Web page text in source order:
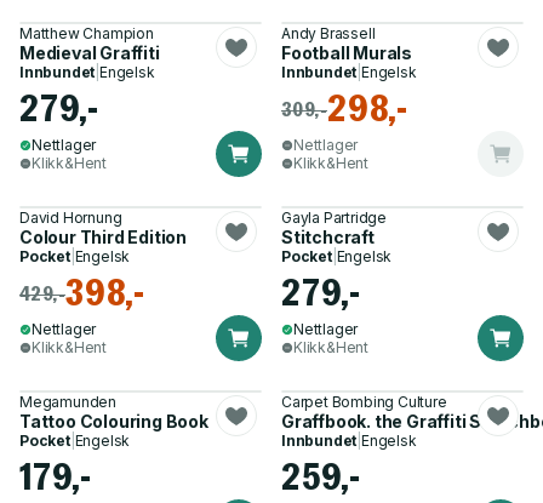
Matthew Champion
Medieval Graffiti
Innbundet |Engelsk
279,-
Nettlager
Klikk&Hent
Andy Brassell
Football Murals
Innbundet |Engelsk
309,-298,-
Nettlager
Klikk&Hent
David Hornung
Colour Third Edition
Pocket| Engelsk
429,-398,-
Nettlager
Klikk&Hent
Gayla Partridge
Stitchcraft
Pocket| Engelsk
279,-
Nettlager
Klikk&Hent
Megamunden
Tattoo Colouring Book
Pocket| Engelsk
179,-
Carpet Bombing Culture
Graffbook. the Graffiti
Innbundet |Engelsk
259,-